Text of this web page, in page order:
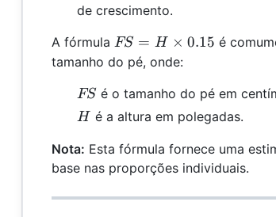
de crescimento.
A fórmula FS =
H
0.15
FS = H × 0.15 é
tamanho do pé, onde:
FS
FS é o tamanho do pé em
H
H é a altura em polegadas.
Nota: Esta fórmula fornece uma
base nas proporções individuais.